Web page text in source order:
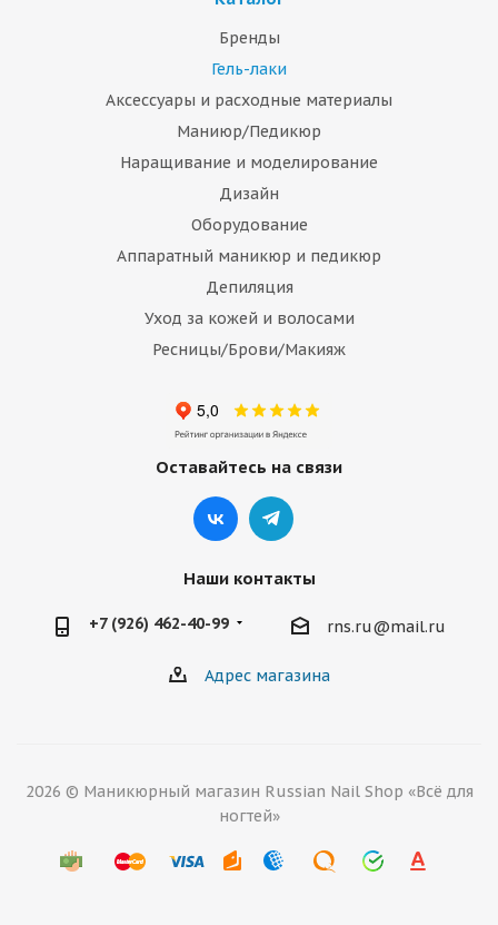
Бренды
Гель-лаки
Аксессуары и расходные материалы
Маниюр/Педикюр
Наращивание и моделирование
Дизайн
Оборудование
Аппаратный маникюр и педикюр
Депиляция
Уход за кожей и волосами
Ресницы/Брови/Макияж
Оставайтесь на связи
Наши контакты
+7 (926) 462-40-99 rns.ru@mail.ru
Адрес магазина
2026 © Маникюрный магазин Russian Nail Shop «Всё для
ногтей»